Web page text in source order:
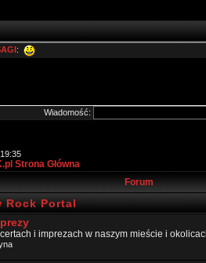
Wiadomość:
Strona Główna
Forum
Rock Portal
i imprezach w naszym mieście i